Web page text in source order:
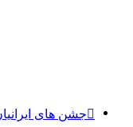
جشن های